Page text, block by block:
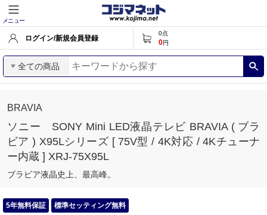
メニュー
ログイン/新規会員登録
0点
0円
全ての商品
BRAVIA
ソニー SONY Mini LED液晶テレビ BRAVIA ( ブラ
ビア ) X95Lシリーズ [ 75V型 / 4K対応 / 4Kチューナ
ー内蔵 ] XRJ-75X95L
ブラビア液晶史上、最高峰。
5年無料保証 標準セッティング無料